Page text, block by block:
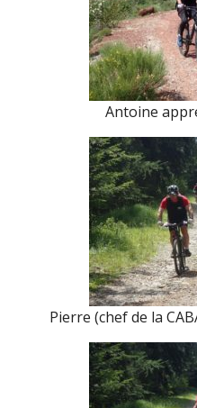
Antoine
Pierre (chef de la